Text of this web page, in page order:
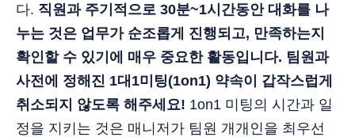
다. 직원과 주기적으로 30분~1시간동안 대화를 나
누는 것은 업무가 순조롭게 진행되고, 만족하는지
확인할 수 있기에 매우 중요한 활동입니다. 팀원과
사전에 정해진 1대1미팅(1on1) 약속이 갑작스럽게
취소되지 않도록 해주세요! 1on1 미팅의 시간과 일
정을 지키는 것은 매니저가 팀원 개개인을 최우선